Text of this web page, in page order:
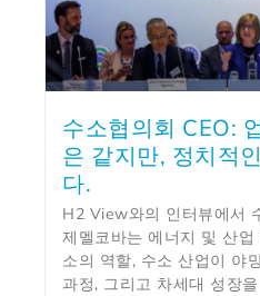
수소협의회 CEO:
은 같지만, 정치적
다.
H2 View와의 인터뷰에서
제멜코바는 에너지 및 산
소의 역할, 수소 산업이 야
과정, 그리고 차세대 성장